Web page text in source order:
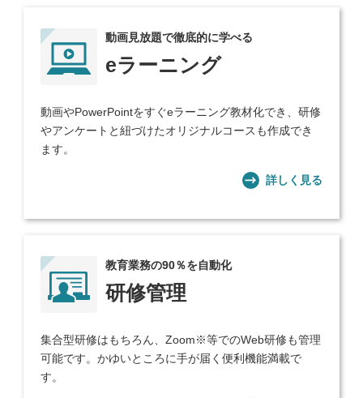
動画見放題で徹底的に学べる
eラーニング
動画やPowerPointをすぐeラーニング教材化でき、研修
やアンケートと紐づけたオリジナルコースも作成でき
ます。
詳しく見る
教育業務の90％を自動化
研修管理
集合型研修はもちろん、Zoom※等でのWeb研修も管理
可能です。かゆいところに手が届く便利機能満載で
す。